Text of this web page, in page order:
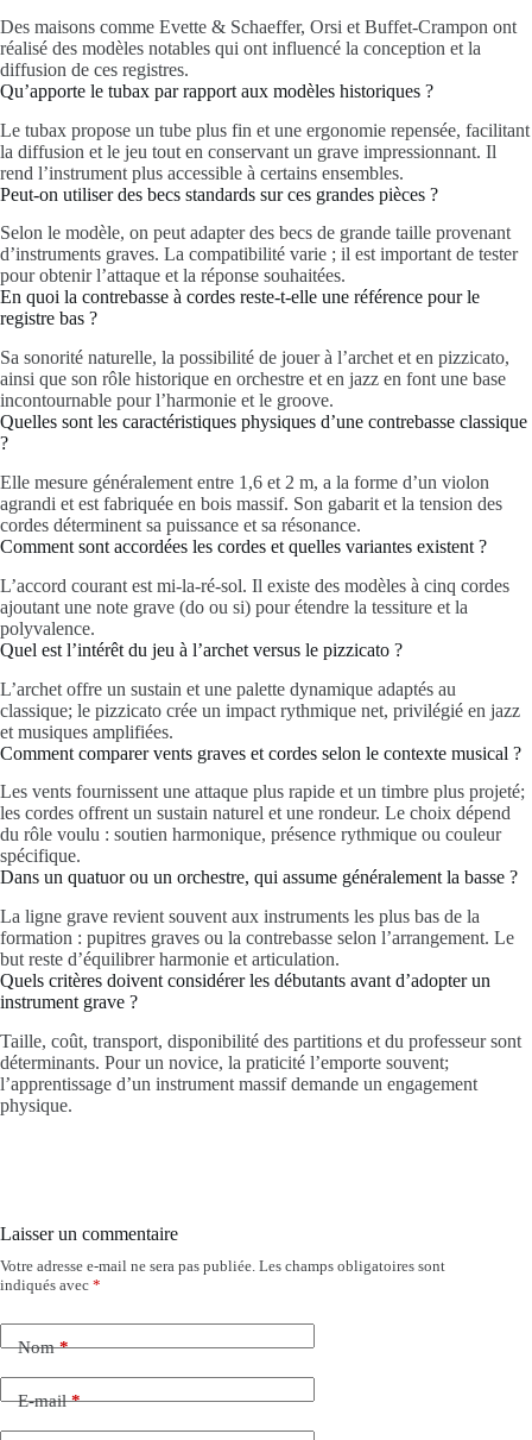
Des maisons comme Evette & Schaeffer, Orsi et Buffet-Crampon ont
réalisé des modèles notables qui ont influencé la conception et la
diffusion de ces registres.
Qu’apporte le tubax par rapport aux modèles historiques ?
Le tubax propose un tube plus fin et une ergonomie repensée, facilitant
la diffusion et le jeu tout en conservant un grave impressionnant. Il
rend l’instrument plus accessible à certains ensembles.
Peut-on utiliser des becs standards sur ces grandes pièces ?
Selon le modèle, on peut adapter des becs de grande taille provenant
d’instruments graves. La compatibilité varie ; il est important de tester
pour obtenir l’attaque et la réponse souhaitées.
En quoi la contrebasse à cordes reste-t-elle une référence pour le
registre bas ?
Sa sonorité naturelle, la possibilité de jouer à l’archet et en pizzicato,
ainsi que son rôle historique en orchestre et en jazz en font une base
incontournable pour l’harmonie et le groove.
Quelles sont les caractéristiques physiques d’une contrebasse classique
?
Elle mesure généralement entre 1,6 et 2 m, a la forme d’un violon
agrandi et est fabriquée en bois massif. Son gabarit et la tension des
cordes déterminent sa puissance et sa résonance.
Comment sont accordées les cordes et quelles variantes existent ?
L’accord courant est mi-la-ré-sol. Il existe des modèles à cinq cordes
ajoutant une note grave (do ou si) pour étendre la tessiture et la
polyvalence.
Quel est l’intérêt du jeu à l’archet versus le pizzicato ?
L’archet offre un sustain et une palette dynamique adaptés au
classique; le pizzicato crée un impact rythmique net, privilégié en jazz
et musiques amplifiées.
Comment comparer vents graves et cordes selon le contexte musical ?
Les vents fournissent une attaque plus rapide et un timbre plus projeté;
les cordes offrent un sustain naturel et une rondeur. Le choix dépend
du rôle voulu : soutien harmonique, présence rythmique ou couleur
spécifique.
Dans un quatuor ou un orchestre, qui assume généralement la basse ?
La ligne grave revient souvent aux instruments les plus bas de la
formation : pupitres graves ou la contrebasse selon l’arrangement. Le
but reste d’équilibrer harmonie et articulation.
Quels critères doivent considérer les débutants avant d’adopter un
instrument grave ?
Taille, coût, transport, disponibilité des partitions et du professeur sont
déterminants. Pour un novice, la praticité l’emporte souvent;
l’apprentissage d’un instrument massif demande un engagement
physique.
Laisser un commentaire
Votre adresse e-mail ne sera pas publiée. Les champs obligatoires sont
indiqués avec *
Nom*
E-mail*